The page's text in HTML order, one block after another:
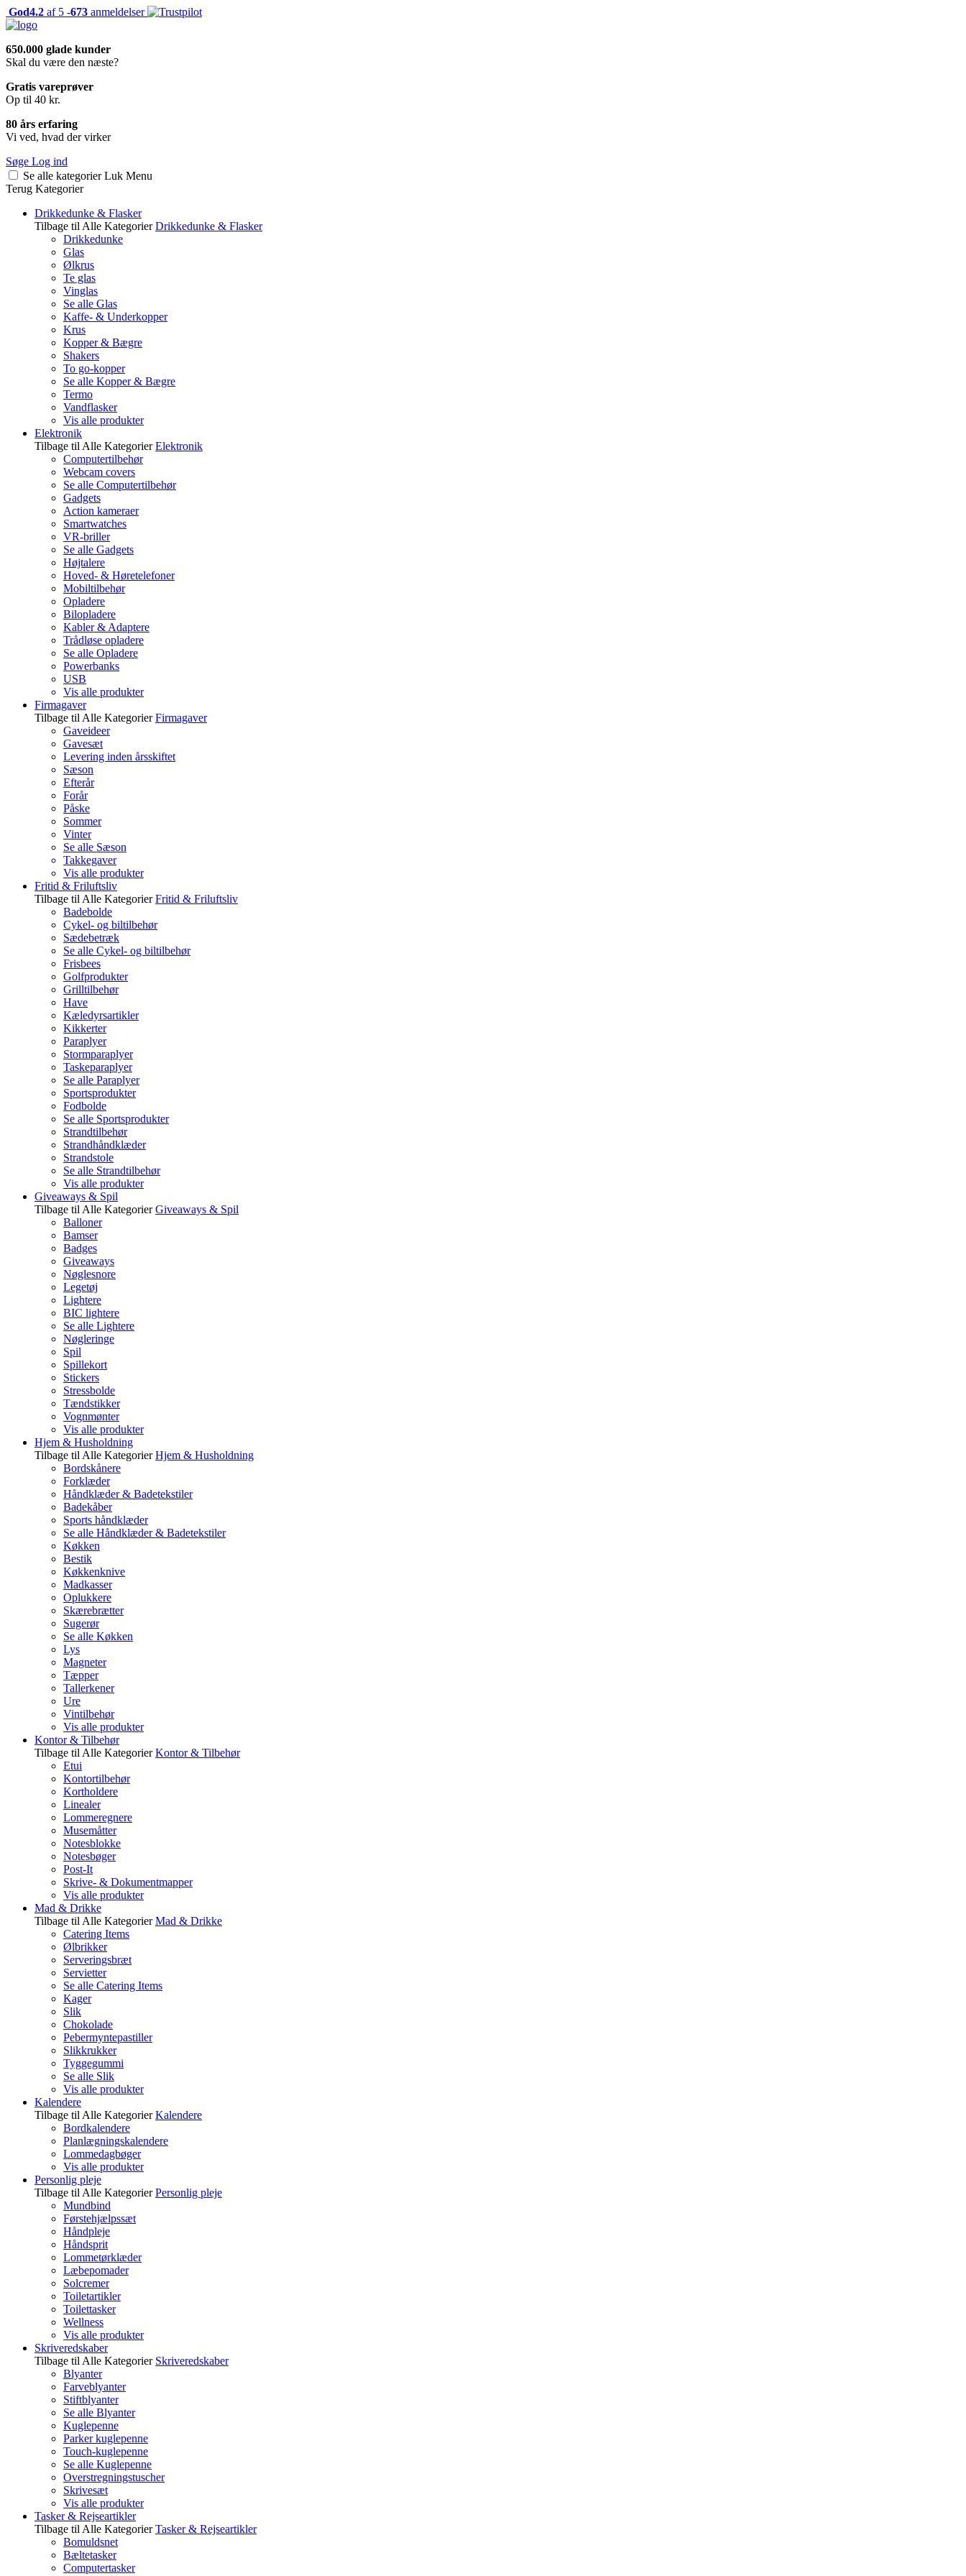
God4.2 af 5 -673 anmeldelser
650.000 glade kunder
Skal du være den næste?
Gratis vareprøver
Op til 40 kr.
80 års erfaring
Vi ved, hvad der virker
Søge Log ind
Se alle kategorier Luk Menu
Terug Kategorier
Drikkedunke & Flasker
Tilbage til Alle Kategorier Drikkedunke & Flasker
Drikkedunke
Glas
Ølkrus
Te glas
Vinglas
Se alle Glas
Kaffe- & Underkopper
Krus
Kopper & Bægre
Shakers
To go-kopper
Se alle Kopper & Bægre
Termo
Vandflasker
Vis alle produkter
Elektronik
Tilbage til Alle Kategorier Elektronik
Computertilbehør
Webcam covers
Se alle Computertilbehør
Gadgets
Action kameraer
Smartwatches
VR-briller
Se alle Gadgets
Højtalere
Hoved- & Høretelefoner
Mobiltilbehør
Opladere
Bilopladere
Kabler & Adaptere
Trådløse opladere
Se alle Opladere
Powerbanks
USB
Vis alle produkter
Firmagaver
Tilbage til Alle Kategorier Firmagaver
Gaveideer
Gavesæt
Levering inden årsskiftet
Sæson
Efterår
Forår
Påske
Sommer
Vinter
Se alle Sæson
Takkegaver
Vis alle produkter
Fritid & Friluftsliv
Tilbage til Alle Kategorier Fritid & Friluftsliv
Badebolde
Cykel- og biltilbehør
Sædebetræk
Se alle Cykel- og biltilbehør
Frisbees
Golfprodukter
Grilltilbehør
Have
Kæledyrsartikler
Kikkerter
Paraplyer
Stormparaplyer
Taskeparaplyer
Se alle Paraplyer
Sportsprodukter
Fodbolde
Se alle Sportsprodukter
Strandtilbehør
Strandhåndklæder
Strandstole
Se alle Strandtilbehør
Vis alle produkter
Giveaways & Spil
Tilbage til Alle Kategorier Giveaways & Spil
Balloner
Bamser
Badges
Giveaways
Nøglesnore
Legetøj
Lightere
BIC lightere
Se alle Lightere
Nøgleringe
Spil
Spillekort
Stickers
Stressbolde
Tændstikker
Vognmønter
Vis alle produkter
Hjem & Husholdning
Tilbage til Alle Kategorier Hjem & Husholdning
Bordskånere
Forklæder
Håndklæder & Badetekstiler
Badekåber
Sports håndklæder
Se alle Håndklæder & Badetekstiler
Køkken
Bestik
Køkkenknive
Madkasser
Oplukkere
Skærebrætter
Sugerør
Se alle Køkken
Lys
Magneter
Tæpper
Tallerkener
Ure
Vintilbehør
Vis alle produkter
Kontor & Tilbehør
Tilbage til Alle Kategorier Kontor & Tilbehør
Etui
Kontortilbehør
Kortholdere
Linealer
Lommeregnere
Musemåtter
Notesblokke
Notesbøger
Post-It
Skrive- & Dokumentmapper
Vis alle produkter
Mad & Drikke
Tilbage til Alle Kategorier Mad & Drikke
Catering Items
Ølbrikker
Serveringsbræt
Servietter
Se alle Catering Items
Kager
Slik
Chokolade
Pebermyntepastiller
Slikkrukker
Tyggegummi
Se alle Slik
Vis alle produkter
Kalendere
Tilbage til Alle Kategorier Kalendere
Bordkalendere
Planlægningskalendere
Lommedagbøger
Vis alle produkter
Personlig pleje
Tilbage til Alle Kategorier Personlig pleje
Mundbind
Førstehjælpssæt
Håndpleje
Håndsprit
Lommetørklæder
Læbepomader
Solcremer
Toiletartikler
Toilettasker
Wellness
Vis alle produkter
Skriveredskaber
Tilbage til Alle Kategorier Skriveredskaber
Blyanter
Farveblyanter
Stiftblyanter
Se alle Blyanter
Kuglepenne
Parker kuglepenne
Touch-kuglepenne
Se alle Kuglepenne
Overstregningstuscher
Skrivesæt
Vis alle produkter
Tasker & Rejseartikler
Tilbage til Alle Kategorier Tasker & Rejseartikler
Bomuldsnet
Bæltetasker
Computertasker